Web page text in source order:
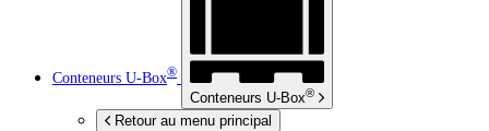
Conteneurs U-Box®
Conteneurs U-Box®
Retour au menu principal